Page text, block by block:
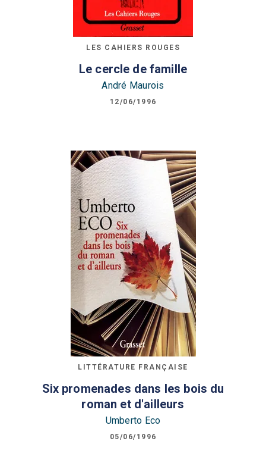
LES CAHIERS ROUGES
Le cercle de famille
André Maurois
12/06/1996
LITTÉRATURE FRANÇAISE
Six promenades dans les bois du
roman et d'ailleurs
Umberto Eco
05/06/1996